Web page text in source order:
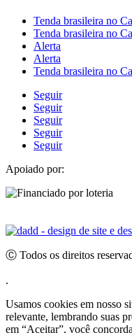
Tenda brasileira no
Tenda brasileira no
Alerta
Alerta
Tenda brasileira no
Seguir
Seguir
Seguir
Seguir
Seguir
Apoiado por:
Ⓒ Todos os direitos
.
Usamos cookies em nosso
relevante, lembrando suas
em “Aceitar”, você